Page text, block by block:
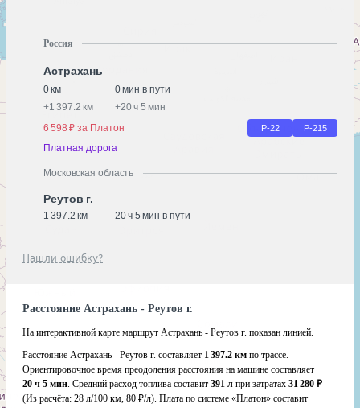
Россия
Астрахань
0 км
0 мин в пути
+1 397.2 км +20 ч 5 мин
6 598 ₽ за Платон
Р-22 Р-215
Платная дорога
Московская область
Реутов г.
1 397.2 км 20 ч 5 мин в пути
Нашли ошибку?
Расстояние Астрахань - Реутов г.
На интерактивной карте маршрут Астрахань - Реутов г. показан линией.
Расстояние Астрахань - Реутов г. составляет 1 397.2 км по трассе.
Ориентировочное время преодоления расстояния на машине составляет
20 ч 5 мин. Средний расход топлива составит 391 л при затратах 31 280 ₽
(Из расчёта: 28 л/100 км, 80 ₽/л). Плата по системе «Платон» составит